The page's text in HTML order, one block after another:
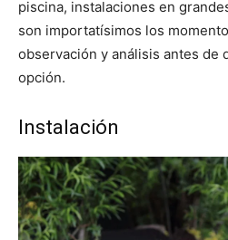
piscina, instalaciones en
son importatísimos los
observación y análisis antes de
opción.
Instalación